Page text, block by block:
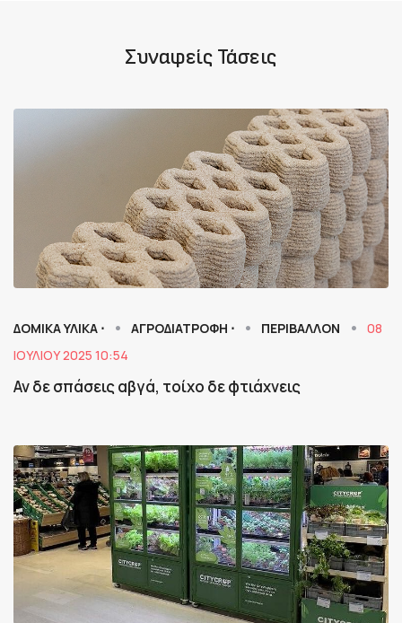
Συναφείς Τάσεις
ΔΟΜΙΚΑ ΥΛΙΚΑ ⋅ ΑΓΡΟΔΙΑΤΡΟΦΗ ⋅ ΠΕΡΙΒΑΛΛΟΝ
08
ΙΟΥΛΊΟΥ 2025 10:54
Αν δε σπάσεις αβγά, τοίχο δε φτιάχνεις